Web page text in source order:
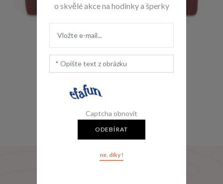
Friedrich Lederwaren
Skladem
1 350 Kč
o skvělé akce na hodinky a šperky
Captcha obnovit
ODEBÍRAT
ne, díky !